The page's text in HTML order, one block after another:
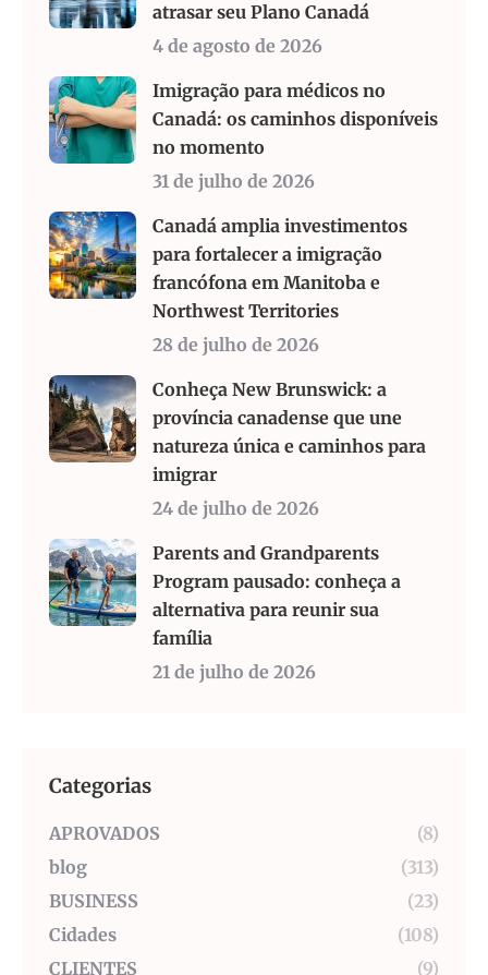
atrasar seu Plano Canadá
4 de agosto de 2026
Imigração para médicos no
Canadá: os caminhos disponíveis
no momento
31 de julho de 2026
Canadá amplia investimentos
para fortalecer a imigração
francófona em Manitoba e
Northwest Territories
28 de julho de 2026
Conheça New Brunswick: a
província canadense que une
natureza única e caminhos para
imigrar
24 de julho de 2026
Parents and Grandparents
Program pausado: conheça a
alternativa para reunir sua
família
21 de julho de 2026
Categorias
APROVADOS
(8)
blog
(313)
BUSINESS
(23)
Cidades
(108)
CLIENTES
(9)